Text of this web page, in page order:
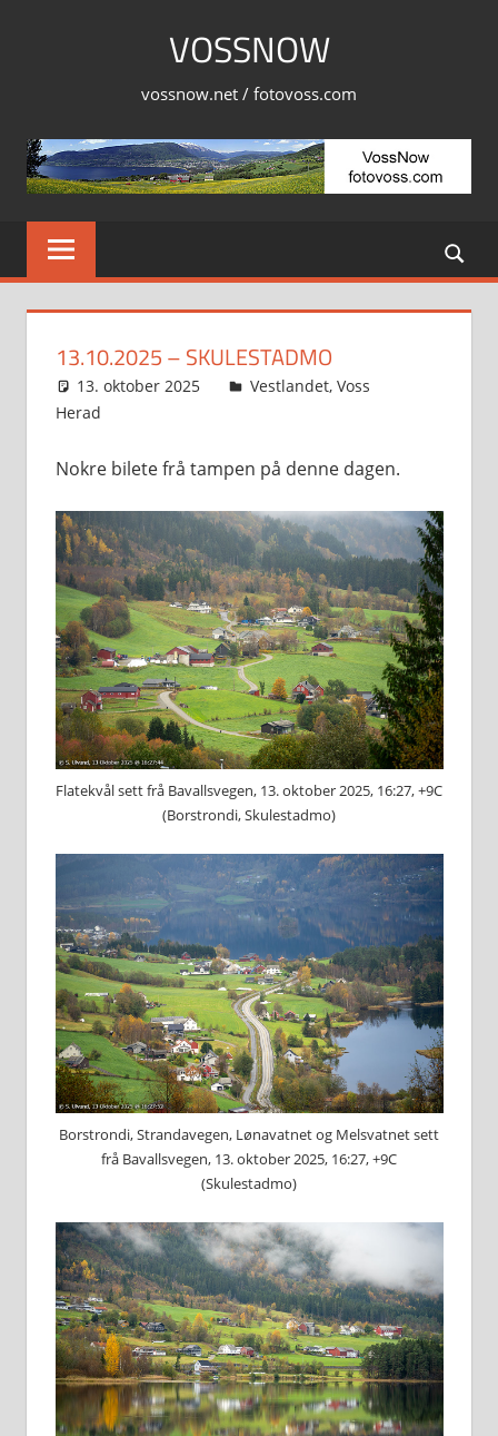
VOSSNOW
vossnow.net / fotovoss.com
13.10.2025 – SKULESTADMO
13. oktober 2025 Svein
Vestlandet, Voss
Herad
Nokre bilete frå tampen på denne dagen.
Flatekvål sett frå Bavallsvegen, 13. oktober 2025, 16:27, +9C
(Borstrondi, Skulestadmo)
Borstrondi, Strandavegen, Lønavatnet og Melsvatnet sett
frå Bavallsvegen, 13. oktober 2025, 16:27, +9C
(Skulestadmo)